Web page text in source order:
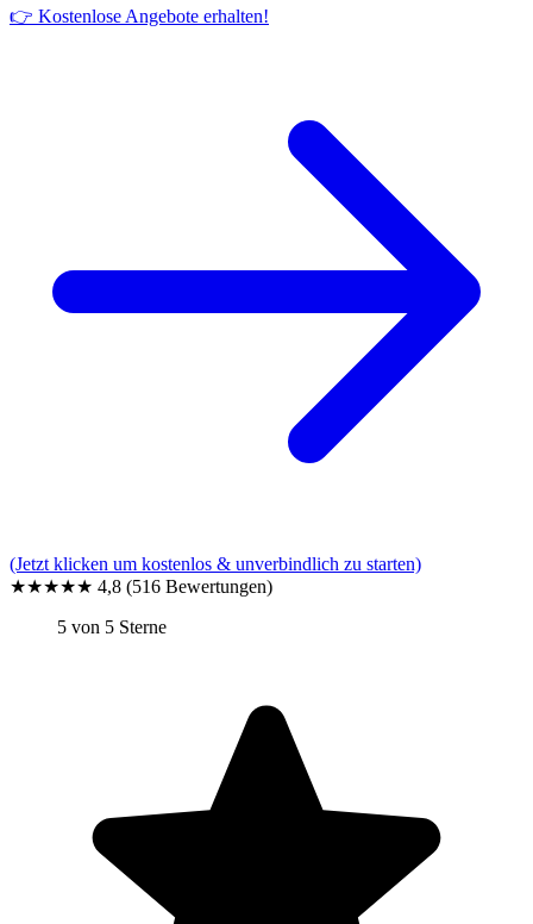
👉 Kostenlose Angebote erhalten!
(Jetzt klicken um kostenlos & unverbindlich zu starten)
★★★★★ 4,8 (516 Bewertungen)
5 von 5 Sterne